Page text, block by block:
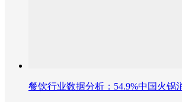
餐饮行业数据分析：54.9%中国火锅